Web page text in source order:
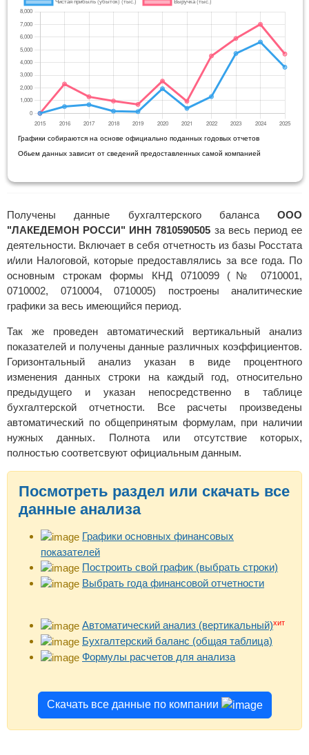
Графики собираются на основе официально поданных годовых отчетов
Обьем данных зависит от сведений предоставленных самой компанией
Получены данные бухгалтерского баланса ООО
"ЛАКЕДЕМОН РОССИ" ИНН 7810590505 за весь период ее
деятельности. Включает в себя отчетность из базы Росстата
и/или Налоговой, которые предоставлялись за все года. По
основным строкам формы КНД 0710099 (№ 0710001,
0710002, 0710004, 0710005) построены аналитические
графики за весь имеющийся период.
Так же проведен автоматический вертикальный анализ
показателей и получены данные различных коэффициентов.
Горизонтальный анализ указан в виде процентного
изменения данных строки на каждый год, относительно
предыдущего и указан непосредственно в таблице
бухгалтерской отчетности. Все расчеты произведены
автоматический по общепринятым формулам, при наличии
нужных данных. Полнота или отсутствие которых,
полностью соответсвуют официальным данным.
Посмотреть раздел или скачать все
данные анализа
Графики основных финансовых
показателей
Построить свой график (выбрать строки)
Выбрать года финансовой отчетности
Автоматический анализ (вертикальный)хит
Бухгалтерский баланс (общая таблица)
Формулы расчетов для анализа
Скачать все данные по компании